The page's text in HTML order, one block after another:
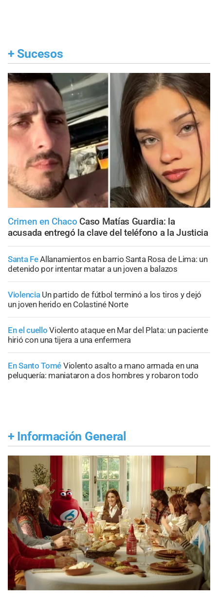
+ Sucesos
Crimen en Chaco Caso Matías Guardia: la
acusada entregó la clave del teléfono a la Justicia
Santa FeAllanamientos en barrio Santa Rosa de Lima: un
detenido por intentar matar a un joven a balazos
Violencia Un partido de fútbol terminó a los tiros y dejó
un joven herido en Colastiné Norte
En el cuello Violento ataque en Mar del Plata: un paciente
hirió con una tijera a una enfermera
En Santo Tomé Violento asalto a mano armada en una
peluquería: maniataron a dos hombres y robaron todo
+ Información General